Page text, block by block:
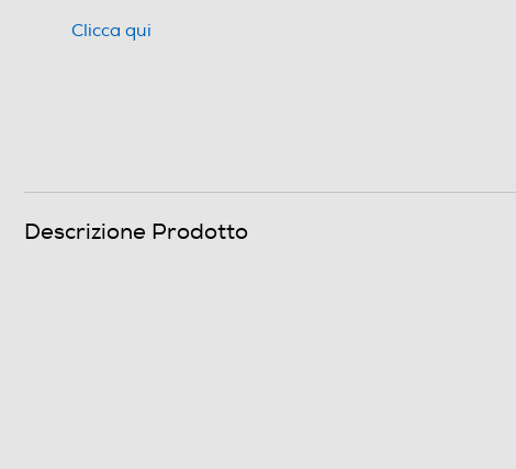
Clicca qui
Descrizione Prodotto